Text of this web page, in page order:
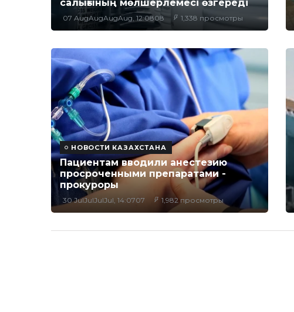
салығының мөлшерлемесі өзгереді
07 AugAugAugAug, 12:0808 1,338 просмотры
НОВОСТИ КАЗАХСТАНА
Пациентам вводили анестезию
просроченными препаратами -
прокуроры
30 JulJulJulJul, 14:0707 1,982 просмотры